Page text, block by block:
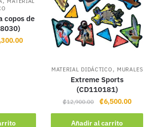
copos de
Current
₡2,300.00.MATERIAL DIDÁCTICO , MURALES
Extreme Sports
(CD110181)
₡12,900.00
Original
price
was:
₡6,500.00Current
price
Añadir al carrito